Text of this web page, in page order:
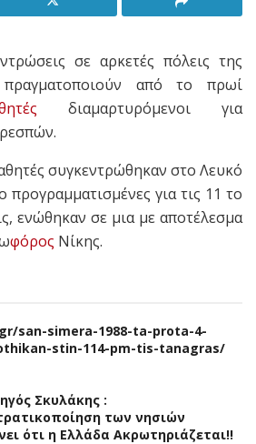
σε αρκετές πόλεις της
από το πρωί
διαμαρτυρόμενοι για
συγκεντρώθηκαν στο Λευκό
για τις 11 το
ενώθηκαν σε μια με αποτέλεσμα
φόρος Νίκης.
san-simera-1988-ta-prota-4-
stin-114-pm-tis-tanagras/
Σκυλάκης :
των νησιών
ότι η Ελλάδα Ακρωτηριάζεται!!